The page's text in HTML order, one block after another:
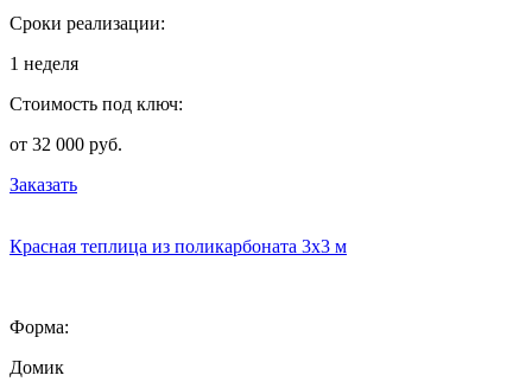
Сроки реализации:
1 неделя
Стоимость под ключ:
от 32 000 руб.
Заказать
Красная теплица из поликарбоната 3х3 м
Форма:
Домик